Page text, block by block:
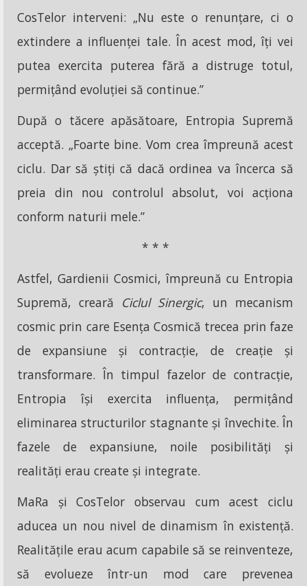
CosTelor interveni: „Nu este o renunțare, ci o
extindere a influenței tale. În acest mod, îți vei
putea exercita puterea fără a distruge totul,
permițând evoluției să continue.”
După o tăcere apăsătoare, Entropia Supremă
acceptă. „Foarte bine. Vom crea împreună acest
ciclu. Dar să știți că dacă ordinea va încerca să
preia din nou controlul absolut, voi acționa
conform naturii mele.”
* * *
Astfel, Gardienii Cosmici, împreună cu Entropia
Supremă, creară Ciclul Sinergic, un mecanism
cosmic prin care Esența Cosmică trecea prin faze
de expansiune și contracție, de creație și
transformare. În timpul fazelor de contracție,
Entropia își exercita influența, permițând
eliminarea structurilor stagnante și învechite. În
fazele de expansiune, noile posibilități și
realități erau create și integrate.
MaRa și CosTelor observau cum acest ciclu
aducea un nou nivel de dinamism în existență.
Realitățile erau acum capabile să se reinventeze,
să evolueze într-un mod care prevenea